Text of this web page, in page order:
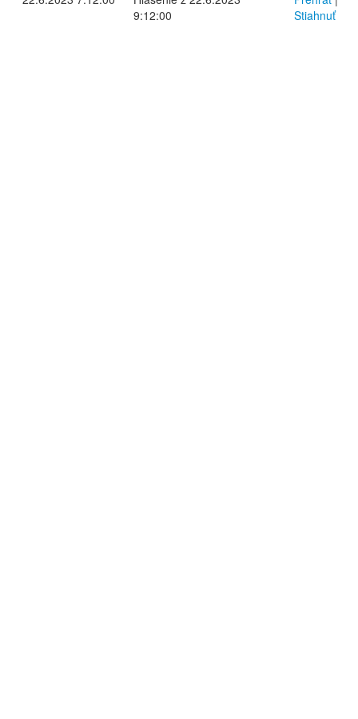
9:12:00
Stiahnuť